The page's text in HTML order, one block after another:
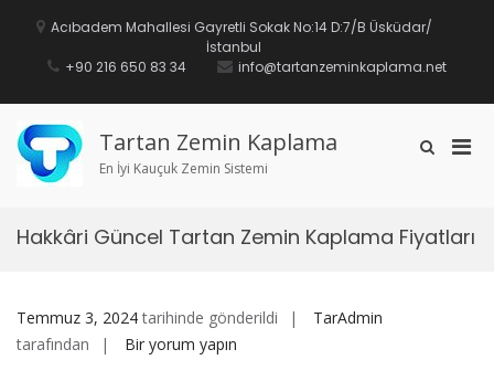
Acıbadem Mahallesi Gayretli Sokak No:14 D:7/B Üsküdar/
İstanbul
+90 216 650 83 34
info@tartanzeminkaplama.net
Tartan Zemin Kaplama
En İyi Kauçuk Zemin Sistemi
Arama
Hakkâri Güncel Tartan Zemin Kaplama Fiyatları
Temmuz 3, 2024tarihinde gönderildi
TarAdmin
tarafından
Hakkâri
Bir yorum yapın